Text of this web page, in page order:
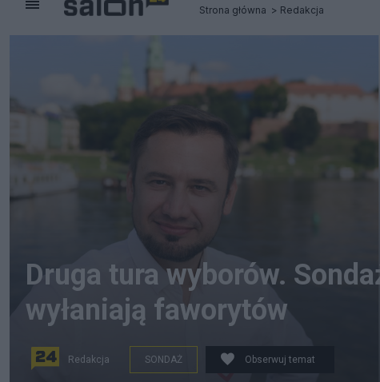
Strona główna Redakcja
Druga tura wyborów.
wyłaniają faworytów
Redakcja SONDAŻ Obserwuj temat